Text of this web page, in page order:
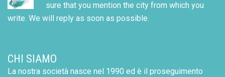
sure that you mention the city from which you
write. We will reply as soon as possible.
CHI SIAMO
La nostra società nasce nel 1990 ed è il proseguimento